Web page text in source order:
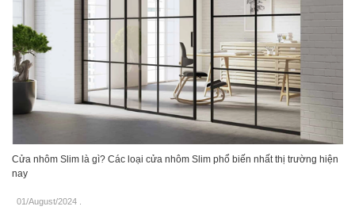
Cửa nhôm Slim là gì? Các loại cửa nhôm Slim phổ biến nhất thị trường hiện
nay
01/August/2024